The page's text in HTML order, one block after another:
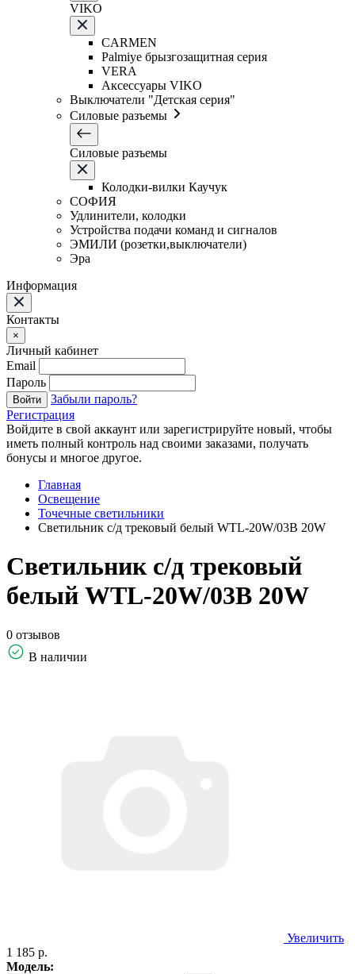
VIKO
CARMEN
Palmiye брызгозащитная серия
VERA
Аксессуары VIKO
Выключатели "Детская серия"
Силовые разъемы
Силовые разъемы
Колодки-вилки Каучук
СОФИЯ
Удлинители, колодки
Устройства подачи команд и сигналов
ЭМИЛИ (розетки,выключатели)
Эра
Информация
Контакты
×
Личный кабинет
Email
Пароль
Войти
Забыли пароль?
Регистрация
Войдите в свой аккаунт или зарегистрируйте новый, чтобы
иметь полный контроль над своими заказами, получать
бонусы и многое другое.
Главная
Освещение
Точечные светильники
Светильник с/д трековый белый WTL-20W/03B 20W
Светильник с/д трековый
белый WTL-20W/03B 20W
0 отзывов
В наличии
Увеличить
1 185 р.
Модель: